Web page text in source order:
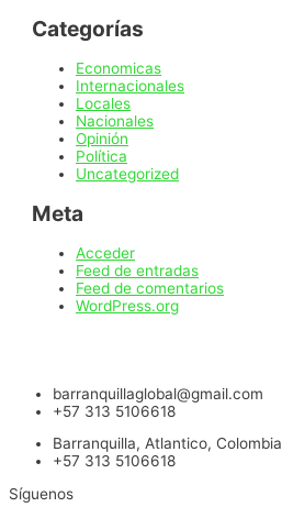
Categorías
Economicas
Internacionales
Locales
Nacionales
Opinión
Política
Uncategorized
Meta
Acceder
Feed de entradas
Feed de comentarios
WordPress.org
barranquillaglobal@gmail.com
+57 313 5106618
Barranquilla, Atlantico, Colombia
+57 313 5106618
Síguenos